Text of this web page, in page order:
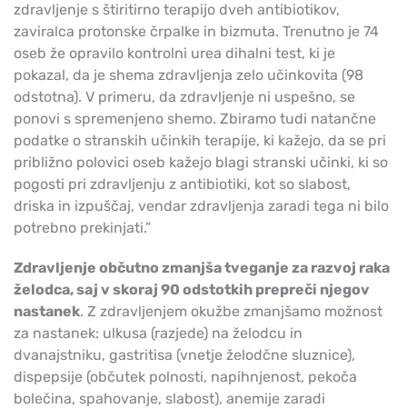
zdravljenje s štiritirno terapijo dveh antibiotikov,
zaviralca protonske črpalke in bizmuta. Trenutno je 74
oseb že opravilo kontrolni urea dihalni test, ki je
pokazal, da je shema zdravljenja zelo učinkovita (98
odstotna). V primeru, da zdravljenje ni uspešno, se
ponovi s spremenjeno shemo. Zbiramo tudi natančne
podatke o stranskih učinkih terapije, ki kažejo, da se pri
približno polovici oseb kažejo blagi stranski učinki, ki so
pogosti pri zdravljenju z antibiotiki, kot so slabost,
driska in izpuščaj, vendar zdravljenja zaradi tega ni bilo
potrebno prekinjati.”
Zdravljenje občutno zmanjša tveganje za razvoj raka
želodca, saj v skoraj 90 odstotkih prepreči njegov
nastanek. Z zdravljenjem okužbe zmanjšamo možnost
za nastanek: ulkusa (razjede) na želodcu in
dvanajstniku, gastritisa (vnetje želodčne sluznice),
dispepsije (občutek polnosti, napihnjenost, pekoča
bolečina, spahovanje, slabost), anemije zaradi